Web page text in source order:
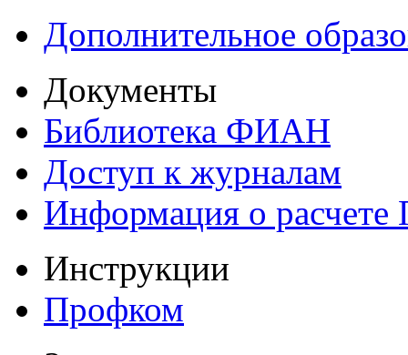
Дополнительное
Документы
Библиотека ФИАН
Доступ к журналам
Информация о
Инструкции
Профком